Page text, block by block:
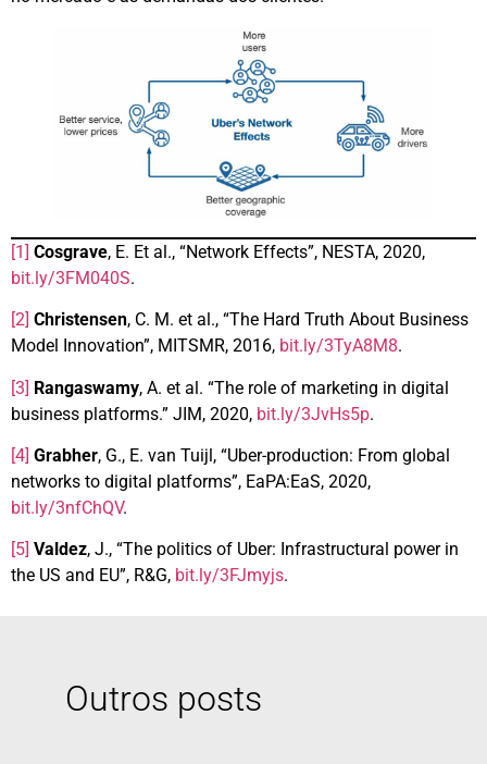
[1] Cosgrave, E. Et al., “Network Effects”, NESTA, 2020,
bit.ly/3FM040S.
[2] Christensen, C. M. et al., “The Hard Truth About Business
Model Innovation”, MITSMR, 2016, bit.ly/3TyA8M8.
[3] Rangaswamy, A. et al. “The role of marketing in digital
business platforms.” JIM, 2020, bit.ly/3JvHs5p.
[4] Grabher, G., E. van Tuijl, “Uber-production: From global
networks to digital platforms”, EaPA:EaS, 2020,
bit.ly/3nfChQV.
[5] Valdez, J., “The politics of Uber: Infrastructural power in
the US and EU”, R&G, bit.ly/3FJmyjs.
Outros posts